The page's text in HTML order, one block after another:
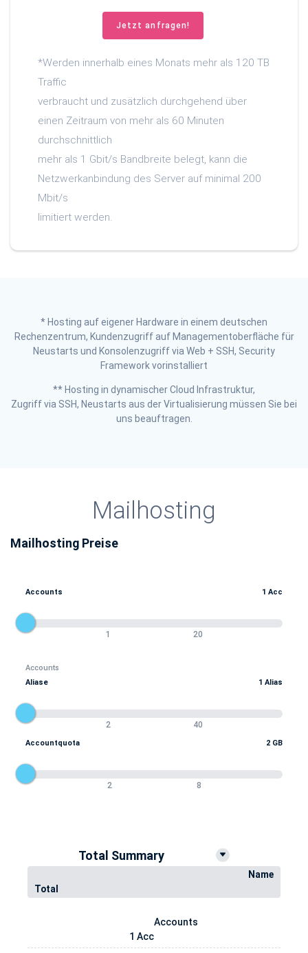
Jetzt anfragen!
*Werden innerhalb eines Monats mehr als 120 TB
Traffic
verbraucht und zusätzlich durchgehend über
einen Zeitraum von mehr als 60 Minuten
durchschnittlich
mehr als 1 Gbit/s Bandbreite belegt, kann die
Netzwerkanbindung des Server auf minimal 200
Mbit/s
limitiert werden.
* Hosting auf eigener Hardware in einem deutschen
Rechenzentrum, Kundenzugriff auf Managementoberfläche für
Neustarts und Konsolenzugriff via Web + SSH, Security
Framework vorinstalliert
** Hosting in dynamischer Cloud Infrastruktur,
Zugriff via SSH, Neustarts aus der Virtualisierung müssen Sie bei
uns beauftragen.
Mailhosting
Mailhosting Preise
Accounts 1 Acc
1 20
Accounts
Aliase
1 Alias
2 40
Accountquota 2 GB
2 8
Total Summary
Name
Total
Accounts
1 Acc